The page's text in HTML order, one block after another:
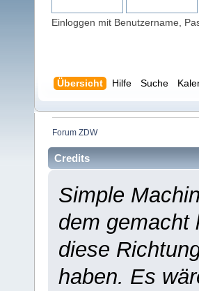
Einloggen mit Benutzername,
Übersicht Hilfe Suche
Forum ZDW
Credits
Simple
dem gemacht
diese
haben. Es